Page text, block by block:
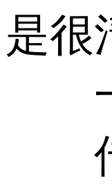
是很
一
传